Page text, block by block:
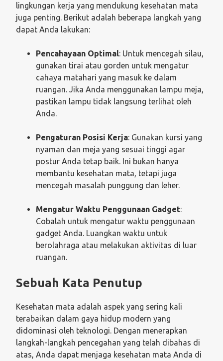
lingkungan kerja yang mendukung kesehatan mata
juga penting. Berikut adalah beberapa langkah yang
dapat Anda lakukan:
Pencahayaan Optimal: Untuk mencegah silau,
gunakan tirai atau gorden untuk mengatur
cahaya matahari yang masuk ke dalam
ruangan. Jika Anda menggunakan lampu meja,
pastikan lampu tidak langsung terlihat oleh
Anda.
Pengaturan Posisi Kerja: Gunakan kursi yang
nyaman dan meja yang sesuai tinggi agar
postur Anda tetap baik. Ini bukan hanya
membantu kesehatan mata, tetapi juga
mencegah masalah punggung dan leher.
Mengatur Waktu Penggunaan Gadget:
Cobalah untuk mengatur waktu penggunaan
gadget Anda. Luangkan waktu untuk
berolahraga atau melakukan aktivitas di luar
ruangan.
Sebuah Kata Penutup
Kesehatan mata adalah aspek yang sering kali
terabaikan dalam gaya hidup modern yang
didominasi oleh teknologi. Dengan menerapkan
langkah-langkah pencegahan yang telah dibahas di
atas, Anda dapat menjaga kesehatan mata Anda di